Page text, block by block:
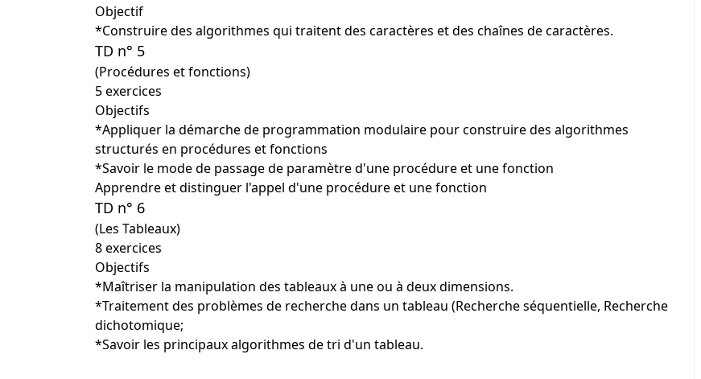
Objectif
*Construire des algorithmes qui traitent des caractères et des chaînes de caractères.
TD n° 5
(Procédures et fonctions)
5 exercices
Objectifs
*Appliquer la démarche de programmation modulaire pour construire des algorithmes
structurés en procédures et fonctions
*Savoir le mode de passage de paramètre d'une procédure et une fonction
Apprendre et distinguer l'appel d'une procédure et une fonction
TD n° 6
(Les Tableaux)
8 exercices
Objectifs
*Maîtriser la manipulation des tableaux à une ou à deux dimensions.
*Traitement des problèmes de recherche dans un tableau (Recherche séquentielle, Recherche
dichotomique;
*Savoir les principaux algorithmes de tri d'un tableau.